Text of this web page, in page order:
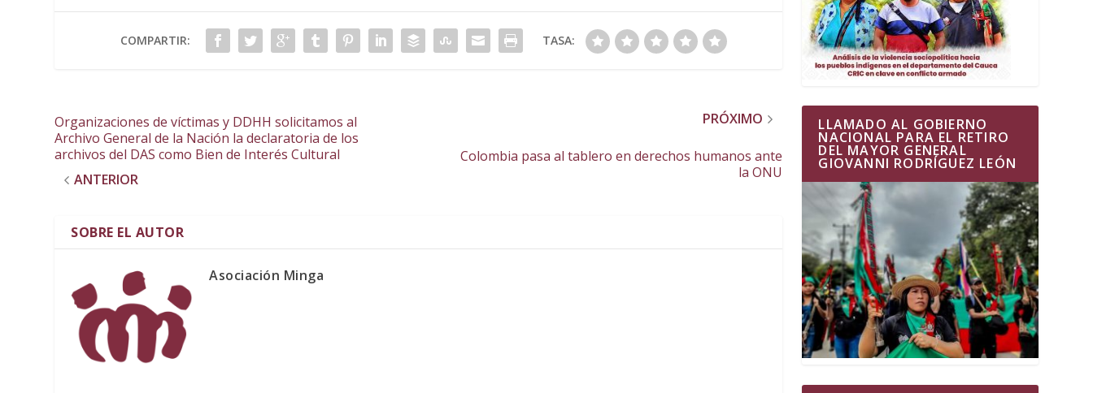
COMPARTIR: TASA:
Organizaciones de víctimas y DDHH solicitamos al
Archivo General de la Nación la declaratoria de los
archivos del DAS como Bien de Interés Cultural
ANTERIOR
PRÓXIMO
Colombia pasa al tablero en derechos humanos ante
la ONU
SOBRE EL AUTOR
Asociación Minga
LLAMADO AL GOBIERNO
NACIONAL PARA EL RETIRO
DEL MAYOR GENERAL
GIOVANNI RODRÍGUEZ LEÓN